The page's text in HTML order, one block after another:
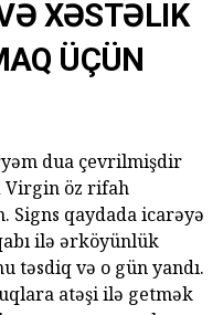
XƏSTƏLIK
ÜÇÜN
dua çevrilmişdir
Virgin öz rifah
Signs qaydada icarəyə
ilə ərköyünlük
təsdiq və o gün yandı.
atəşi ilə getmək